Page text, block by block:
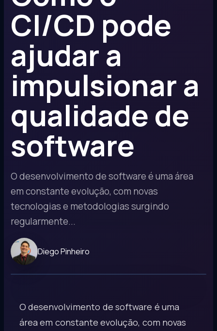
CI/CD pode
ajudar a
impulsionar a
qualidade de
software
O desenvolvimento de software é uma área
em constante evolução, com novas
tecnologias e metodologias surgindo
regularmente...
Diego Pinheiro
O desenvolvimento de software é uma
área em constante evolução, com novas